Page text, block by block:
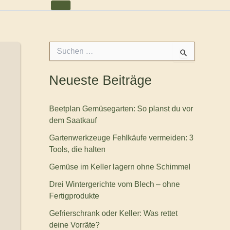
h
e
n
a
c
h
Neueste Beiträge
Beetplan Gemüsegarten: So planst du vor
dem Saatkauf
Gartenwerkzeuge Fehlkäufe vermeiden: 3
Tools, die halten
Gemüse im Keller lagern ohne Schimmel
Drei Wintergerichte vom Blech – ohne
Fertigprodukte
Gefrierschrank oder Keller: Was rettet
deine Vorräte?